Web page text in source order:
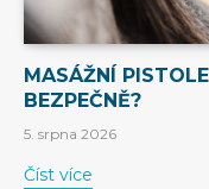
MASÁŽNÍ
BEZPEČNĚ?
5. srpna 2026
Číst více